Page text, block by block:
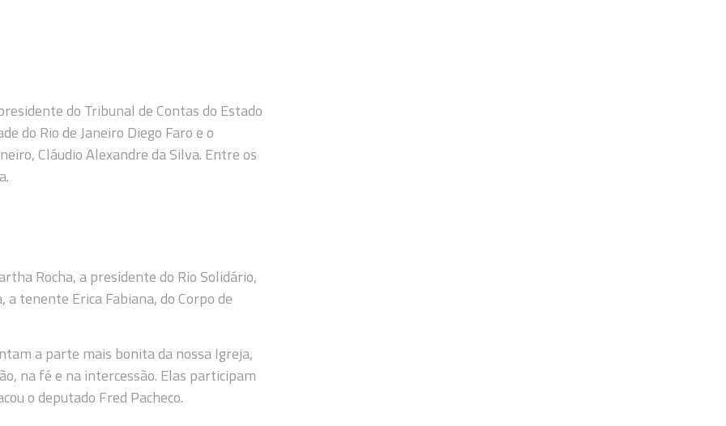
do Tribunal de Contas do Estado
do Rio de Janeiro Diego Faro e o
Cláudio Alexandre da Silva. Entre os
Rocha, a presidente do Rio Solidário,
tenente Erica Fabiana, do Corpo de
a parte mais bonita da nossa Igreja,
na fé e na intercessão. Elas participam
o deputado Fred Pacheco.